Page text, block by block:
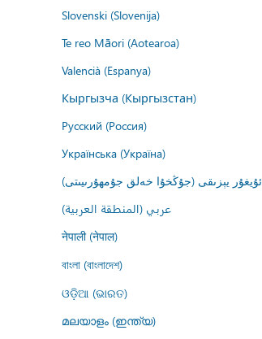
Slovenski (Slovenija)
Te reo Māori (Aotearoa)
Valencià (Espanya)
Кыргызча (Кыргызстан)
Русский (Россия)
Українська (Україна)
ئۇيغۇر يېزىقى (جۇڭخۇا خەلق جۇمھۇرىيىتى)
عربي (المنطقة العربية)
नेपाली (नेपाल)
বাংলা (বাংলাদেশ)
ଓଡ଼ିଆ (ଭାରତ)
മലയാളം (ഇന്ത്യ)